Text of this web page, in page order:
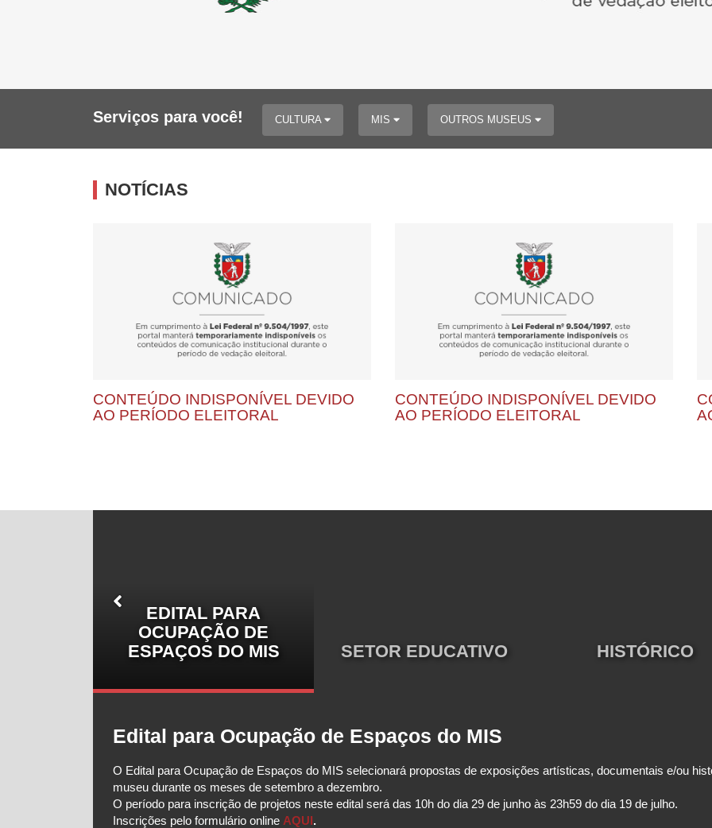
Serviços para você! CULTURA MIS OUTROS MUSEUS
NOTÍCIAS
CONTEÚDO INDISPONÍVEL DEVIDO
AO PERÍODO ELEITORAL
CONTEÚDO INDISPONÍVEL DEVIDO
AO PERÍODO ELEITORAL
EDITAL PARA
OCUPAÇÃO DE
ESPAÇOS DO MIS
SETOR EDUCATIVO HISTÓRICO
Edital para Ocupação de Espaços do MIS
O Edital para Ocupação de Espaços do MIS selecionará propostas de exposições artísticas, documentais e/ou
museu durante os meses de setembro a dezembro.
O período para inscrição de projetos neste edital será das 10h do dia 29 de junho às 23h59 do dia 19 de julho.
Inscrições pelo formulário online AQUI .